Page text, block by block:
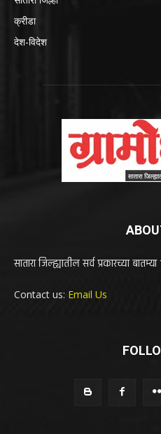
क्रीडा
देश-विदेश
सातारा जिल्ह्यातील सर्व प्रकारच्या
Contact us: Email Us